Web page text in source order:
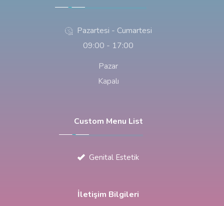
Pazartesi - Cumartesi
09:00 - 17:00
Pazar
Kapalı
Custom Menu List
Genital Estetik
İletişim Bilgileri